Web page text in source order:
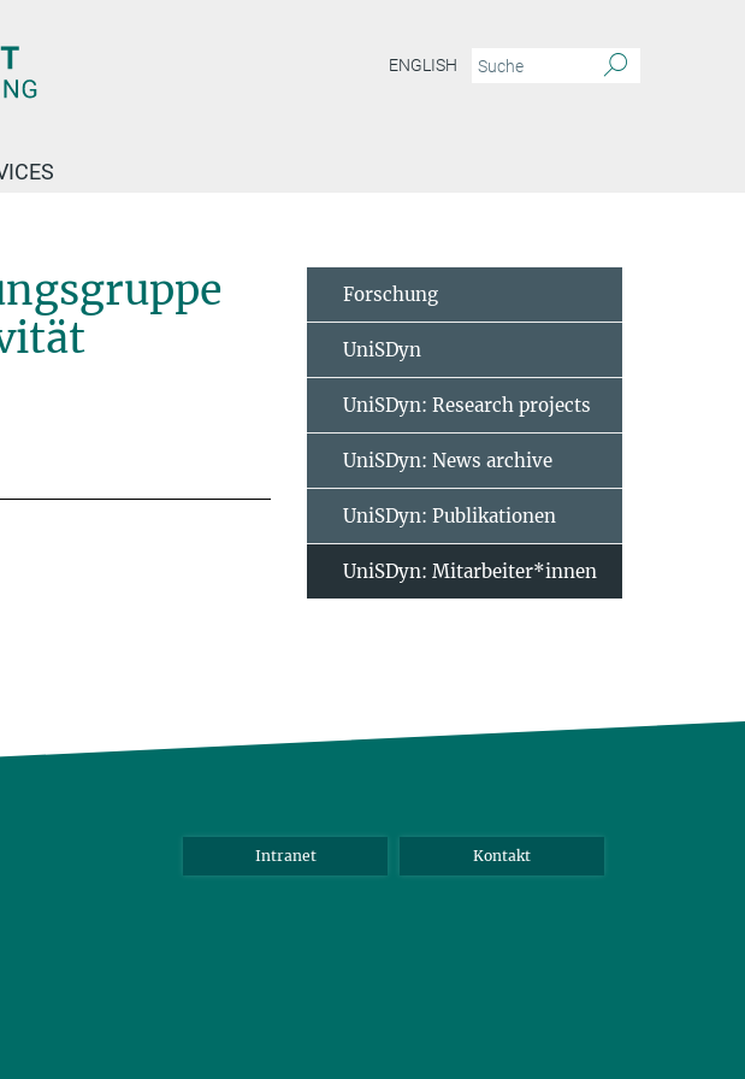
ENGLISH
Forschung
UniSDyn
UniSDyn: Research projects
UniSDyn: News archive
UniSDyn: Publikationen
UniSDyn: Mitarbeiter*innen
Intranet Kontakt